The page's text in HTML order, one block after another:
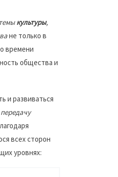
культуры,
не только в
времени
общества и
и развиваться
всех сторон
уровнях: